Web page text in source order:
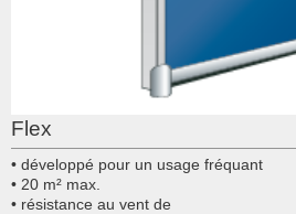
Flex
• développé pour un usage fréquant
• 20 m² max.
• résistance au vent de